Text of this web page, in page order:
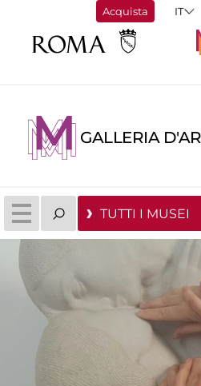
Acquista
GALLERIA
TUTTI I MUSEI